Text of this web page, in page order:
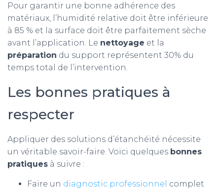
Pour garantir une bonne adhérence des
matériaux, l’humidité relative doit être inférieure
à 85 % et la surface doit être parfaitement sèche
avant l’application. Le nettoyage et la
préparation du support représentent 30% du
temps total de l’intervention.
Les bonnes pratiques à
respecter
Appliquer des solutions d’étanchéité nécessite
un véritable savoir-faire. Voici quelques bonnes
pratiques à suivre :
Faire un diagnostic professionnel complet